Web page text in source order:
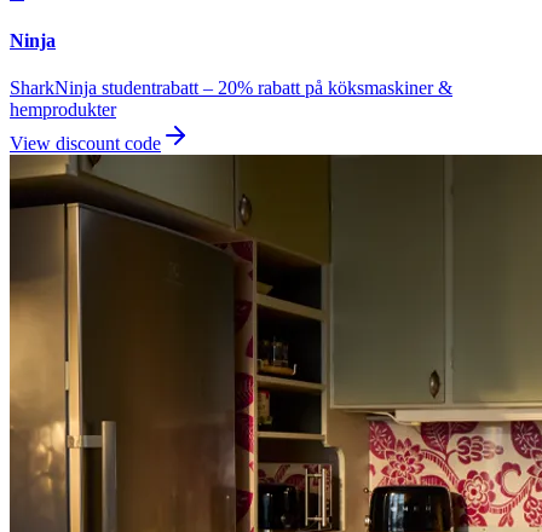
Ninja
SharkNinja studentrabatt – 20% rabatt på köksmaskiner &
hemprodukter
View discount code